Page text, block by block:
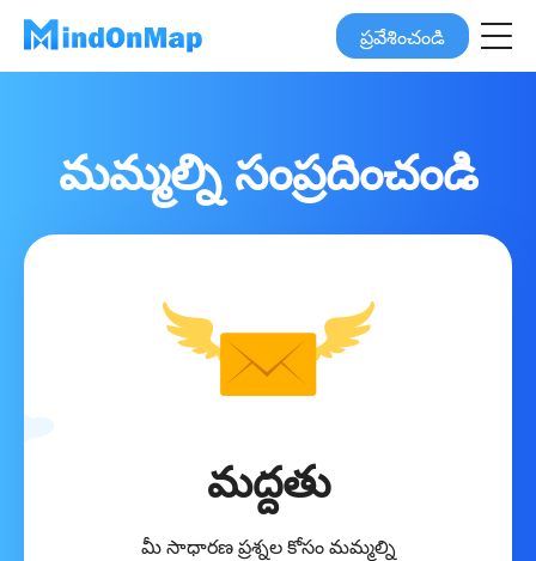
ప్రవేశించండి
మమ్మల్ని సంప్రదించండి
మద్దతు
మీ సాధారణ ప్రశ్నల కోసం మమ్మల్ని